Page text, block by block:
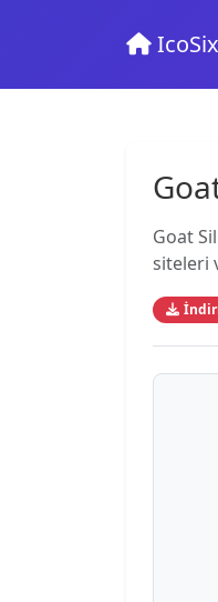
IcoSix
Goat
siteleri